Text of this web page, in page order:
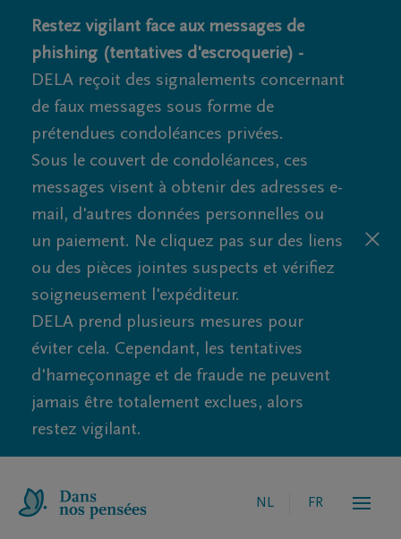
Restez vigilant face aux messages de
phishing (tentatives d'escroquerie) -
DELA reçoit des signalements concernant
de faux messages sous forme de
prétendues condoléances privées.
Sous le couvert de condoléances, ces
messages visent à obtenir des adresses e-
mail, d'autres données personnelles ou
un paiement. Ne cliquez pas sur des liens
ou des pièces jointes suspects et vérifiez
soigneusement l'expéditeur.
DELA prend plusieurs mesures pour
éviter cela. Cependant, les tentatives
d'hameçonnage et de fraude ne peuvent
jamais être totalement exclues, alors
restez vigilant.
NL FR